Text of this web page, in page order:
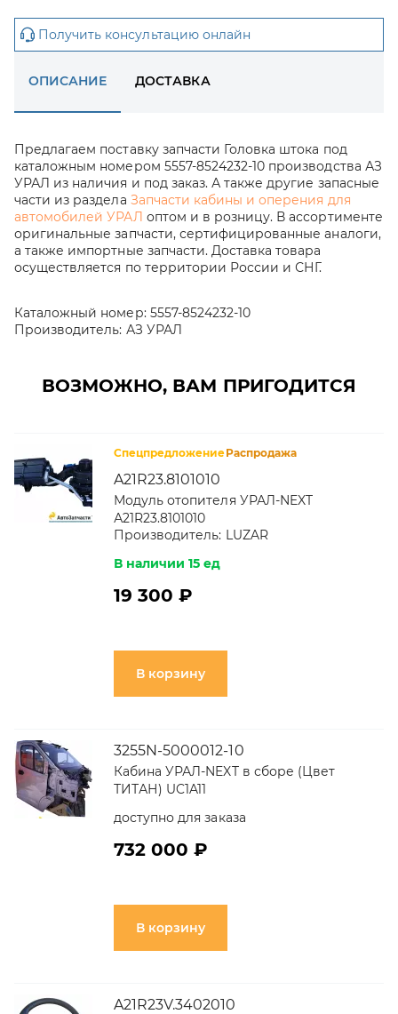
Получить консультацию онлайн
ОПИСАНИЕ ДОСТАВКА
Предлагаем поставку запчасти Головка штока под
каталожным номером 5557-8524232-10 производства АЗ
УРАЛ из наличия и под заказ. А также другие запасные
части из раздела Запчасти кабины и оперения для
автомобилей УРАЛ оптом и в розницу. В ассортименте
оригинальные запчасти, сертифицированные аналоги,
а также импортные запчасти. Доставка товара
осуществляется по территории России и СНГ.
Каталожный номер: 5557-8524232-10
Производитель: АЗ УРАЛ
ВОЗМОЖНО, ВАМ ПРИГОДИТСЯ
СпецпредложениеРаспродажа
A21R23.8101010
Модуль отопителя УРАЛ-NEXT
А21R23.8101010
Производитель: LUZAR
В наличии 15 ед
19 300 ₽
В корзину
3255N-5000012-10
Кабина УРАЛ-NEXT в сборе (Цвет
ТИТАН) UC1A11
доступно для заказа
732 000 ₽
В корзину
A21R23V.3402010